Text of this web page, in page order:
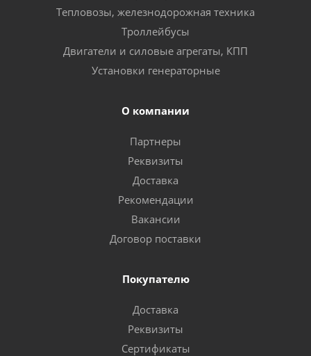
Тепловозы, железнодорожная техника
Троллейбусы
Двигатели и силовые агрегаты, КПП
Установки генераторные
О компании
Партнеры
Реквизиты
Доставка
Рекомендации
Вакансии
Договор поставки
Покупателю
Доставка
Реквизиты
Сертификаты